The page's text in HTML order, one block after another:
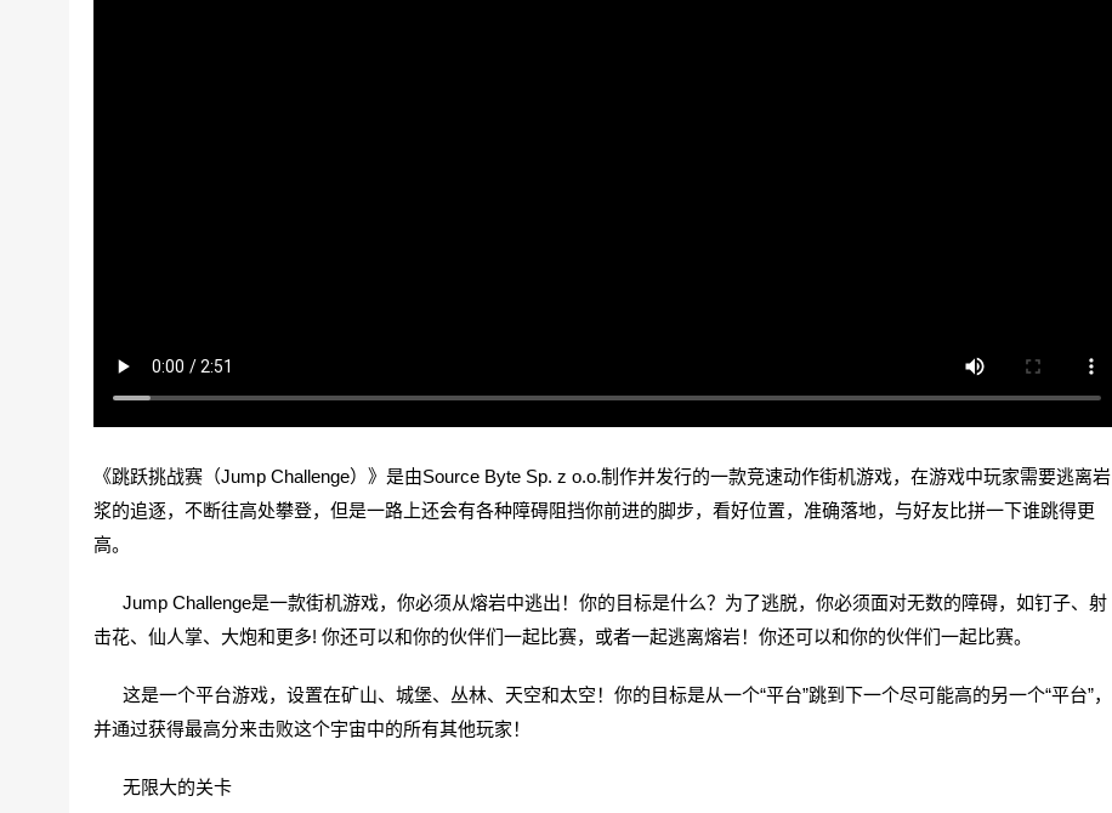
《跳跃挑战赛（Jump Challenge）》是由Source Byte Sp. z o.o.制作并发行的一款竞速动作街机游戏，在游戏中玩家需要逃离岩
浆的追逐，不断往高处攀登，但是一路上还会有各种障碍阻挡你前进的脚步，看好位置，准确落地，与好友比拼一下谁跳得更
高。
Jump Challenge是一款街机游戏，你必须从熔岩中逃出！你的目标是什么？为了逃脱，你必须面对无数的障碍，如钉子、射
击花、仙人掌、大炮和更多! 你还可以和你的伙伴们一起比赛，或者一起逃离熔岩！你还可以和你的伙伴们一起比赛。
这是一个平台游戏，设置在矿山、城堡、丛林、天空和太空！你的目标是从一个“平台”跳到下一个尽可能高的另一个“平台”，
并通过获得最高分来击败这个宇宙中的所有其他玩家！
无限大的关卡